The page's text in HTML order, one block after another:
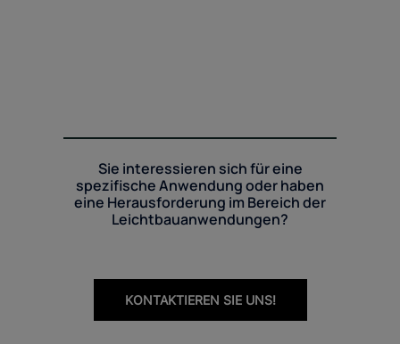
Sie interessieren sich für eine
spezifische Anwendung oder haben
eine Herausforderung im Bereich der
Leichtbauanwendungen?
KONTAKTIEREN SIE UNS!